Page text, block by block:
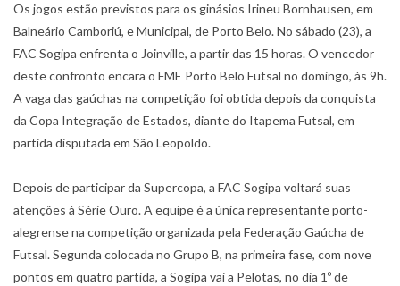
Os jogos estão previstos para os ginásios Irineu Bornhausen, em
Balneário Camboriú, e Municipal, de Porto Belo. No sábado (23), a
FAC Sogipa enfrenta o Joinville, a partir das 15 horas. O vencedor
deste confronto encara o FME Porto Belo Futsal no domingo, às 9h.
A vaga das gaúchas na competição foi obtida depois da conquista
da Copa Integração de Estados, diante do Itapema Futsal, em
partida disputada em São Leopoldo.
Depois de participar da Supercopa, a FAC Sogipa voltará suas
atenções à Série Ouro. A equipe é a única representante porto-
alegrense na competição organizada pela Federação Gaúcha de
Futsal. Segunda colocada no Grupo B, na primeira fase, com nove
pontos em quatro partida, a Sogipa vai a Pelotas, no dia 1º de